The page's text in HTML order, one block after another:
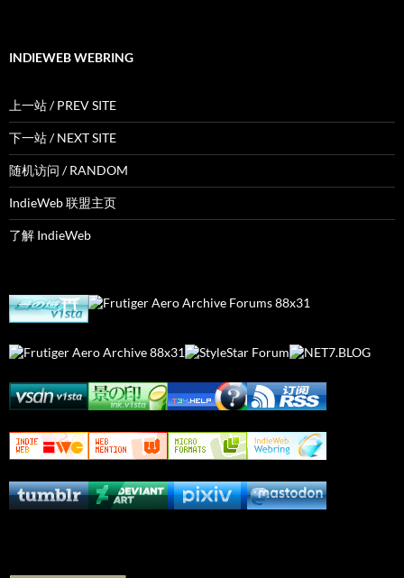
INDIEWEB WEBRING
上一站 / PREV SITE
下一站 / NEXT SITE
随机访问 / RANDOM
IndieWeb 联盟主页
了解 IndieWeb